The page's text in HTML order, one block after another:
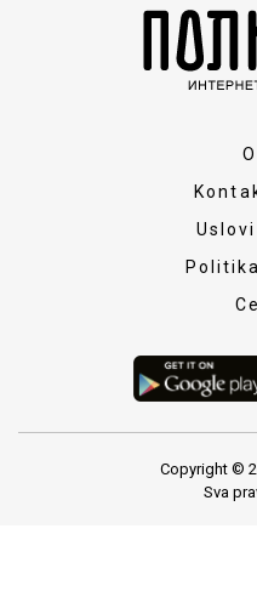
Copyright ©
Sva